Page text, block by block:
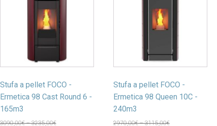
Stufa a pellet FOCO -
Ermetica 98 Cast Round 6 -
165m3
3090,00€ – 3235,00€
Stufa a pellet FOCO -
Ermetica 98 Queen 10C -
240m3
2970,00€ – 3115,00€